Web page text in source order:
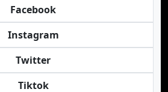
Facebook
Instagram
Twitter
Tiktok